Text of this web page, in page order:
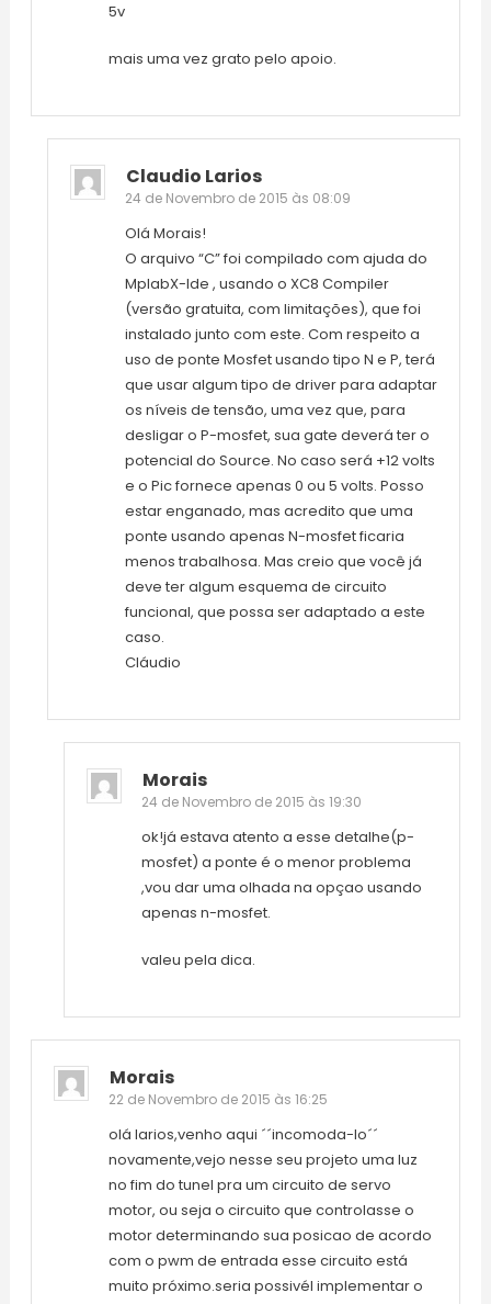
5v
mais uma vez grato pelo apoio.
Claudio Larios
24 de Novembro de 2015 às 08:09
Olá Morais!
O arquivo “C” foi compilado com ajuda do
MplabX-Ide , usando o XC8 Compiler
(versão gratuita, com limitações), que foi
instalado junto com este. Com respeito a
uso de ponte Mosfet usando tipo N e P, terá
que usar algum tipo de driver para adaptar
os níveis de tensão, uma vez que, para
desligar o P-mosfet, sua gate deverá ter o
potencial do Source. No caso será +12 volts
e o Pic fornece apenas 0 ou 5 volts. Posso
estar enganado, mas acredito que uma
ponte usando apenas N-mosfet ficaria
menos trabalhosa. Mas creio que você já
deve ter algum esquema de circuito
funcional, que possa ser adaptado a este
caso.
Cláudio
Morais
24 de Novembro de 2015 às 19:30
ok!já estava atento a esse detalhe(p-
mosfet) a ponte é o menor problema
,vou dar uma olhada na opçao usando
apenas n-mosfet.
valeu pela dica.
Morais
22 de Novembro de 2015 às 16:25
olá larios,venho aqui ´´incomoda-lo´´
novamente,vejo nesse seu projeto uma luz
no fim do tunel pra um circuito de servo
motor, ou seja o circuito que controlasse o
motor determinando sua posicao de acordo
com o pwm de entrada esse circuito está
muito próximo.seria possivél implementar o